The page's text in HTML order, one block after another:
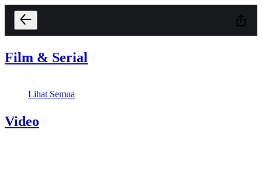
Film & Serial
Lihat Semua
Video